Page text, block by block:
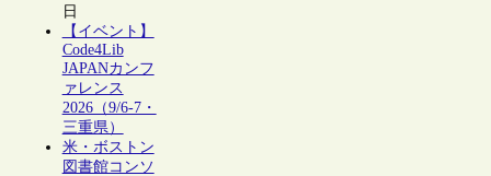
日
【イベント】
Code4Lib
JAPANカンフ
ァレンス
2026（9/6-7・
三重県）
米・ボストン
図書館コンソ